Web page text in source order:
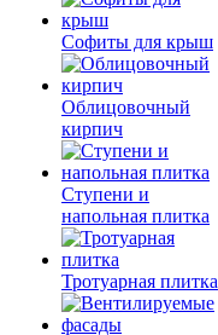
Софиты для крыш
Облицовочный
кирпич
Ступени и
напольная плитка
Тротуарная плитка